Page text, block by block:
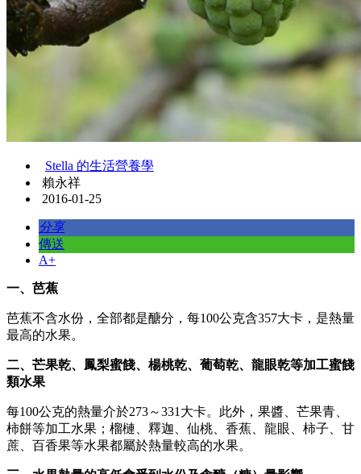
Stella 的生活營養學
賴永祥
2016-01-25
分享
傳送
A+
一、芭蕉
芭蕉不含水份，全部都是醣分，每100公克含357大卡，是熱量
最高的水果。
二、芒果乾、鳳梨蜜餞、楊桃乾、葡萄乾、龍眼乾等加工蜜餞
類水果
每100公克的熱量介於273～331大卡。此外，果醬、芒果青、
柿餅等加工水果；榴槤、釋迦、仙桃、香蕉、龍眼、柿子、甘
蔗、百香果等水果都屬於熱量較高的水果。